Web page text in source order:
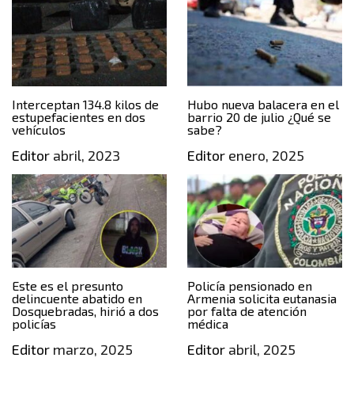
Interceptan 134.8 kilos de
estupefacientes en dos
vehículos
Editor abril, 2023
Hubo nueva balacera en el
barrio 20 de julio ¿Qué se
sabe?
Editorenero, 2025
Este es el presunto
delincuente abatido en
Dosquebradas, hirió a dos
policías
Editor marzo, 2025
Policía pensionado en
Armenia solicita eutanasia
por falta de atención
médica
Editorabril, 2025